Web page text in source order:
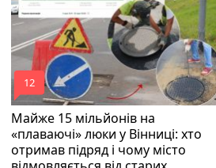
Майже 15 мільйонів на
«плаваючі» люки у Вінниці: хто
отримав підряд і чому місто
mode_comment
12